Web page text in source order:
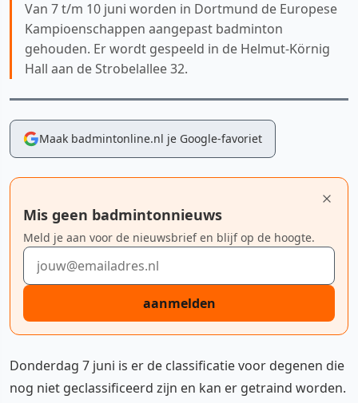
Van 7 t/m 10 juni worden in Dortmund de Europese
Kampioenschappen aangepast badminton
gehouden. Er wordt gespeeld in de Helmut-Körnig
Hall aan de Strobelallee 32.
Maak badmintonline.nl je Google-favoriet
Mis geen badmintonnieuws
Meld je aan voor de nieuwsbrief en blijf op de hoogte.
E-mailadres
aanmelden
Donderdag 7 juni is er de classificatie voor degenen die
nog niet geclassificeerd zijn en kan er getraind worden.